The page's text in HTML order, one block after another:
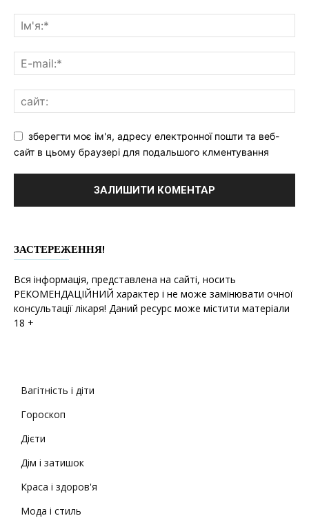
зберегти моє ім'я, адресу електронної пошти та веб-
сайт в цьому браузері для подальшого клментування
ЗАСТЕРЕЖЕННЯ!
Вся інформація, представлена на сайті, носить
РЕКОМЕНДАЦІЙНИЙ характер і не може замінювати очної
консультації лікаря! Даний ресурс може містити матеріали
18 +
Вагітність і діти
Гороскоп
Дієти
Дім і затишок
Краса і здоров'я
Мода і стиль